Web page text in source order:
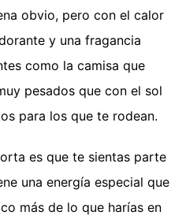
obvio, pero con el calor
y una fragancia
como la camisa que
pesados que con el sol
para los que te rodean.
es que te sientas parte
una energía especial que
más de lo que harías en